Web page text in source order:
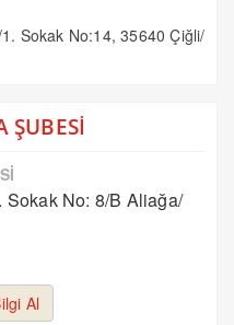
Sokak No:14, 35640 Çiğli/
ŞUBESİ
No: 8/B Aliağa/
Al